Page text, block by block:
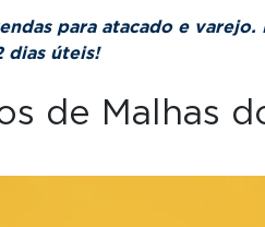
para atacado e
dias úteis!
de Malhas